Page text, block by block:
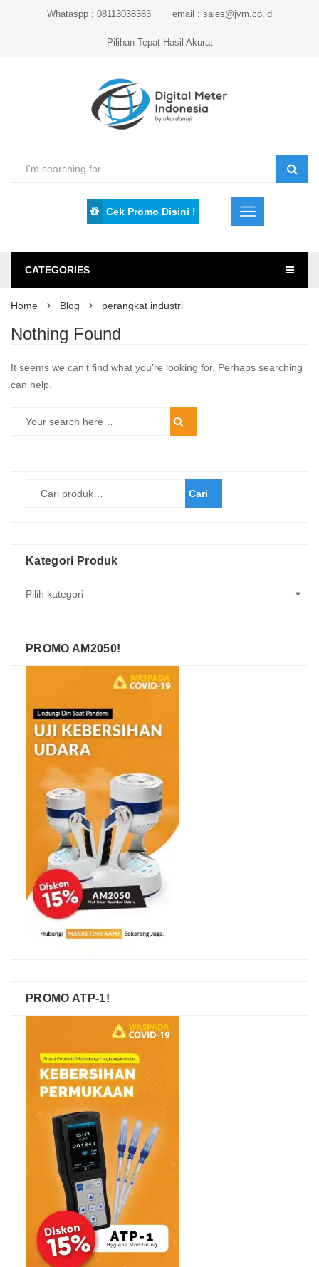
Whataspp : 08113038383 email : sales@jvm.co.id
Pilihan Tepat Hasil Akurat
Cek Promo Disini !
CATEGORIES
Home Blog perangkat industri
Nothing Found
It seems we can’t find what you’re looking for. Perhaps searching
can help.
Cari
Kategori Produk
PROMO AM2050!
PROMO ATP-1!